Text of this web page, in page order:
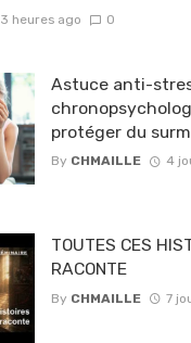
3 heures ago 0
Astuce anti-
protéger du
By CHMAILLE 4
TOUTES CES
RACONTE
By CHMAILLE 7